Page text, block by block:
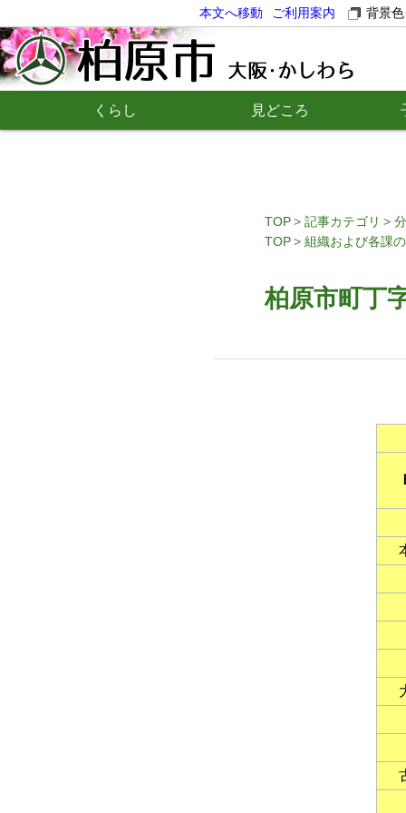
本文へ移動 ご利用案内 背景色
くらし 見どころ
TOP 記事カテゴリ
TOP
組織および各課
柏原市町丁